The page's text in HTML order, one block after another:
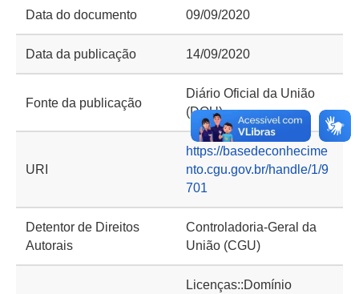
Data do documento 09/09/2020
Data da publicação 14/09/2020
Fonte da publicação
Diário Oficial da União
(DOU)
URI
https://basedeconhecime
nto.cgu.gov.br/handle/1/9
701
Detentor de Direitos
Autorais
Controladoria-Geral da
União (CGU)
Licenças::Domínio